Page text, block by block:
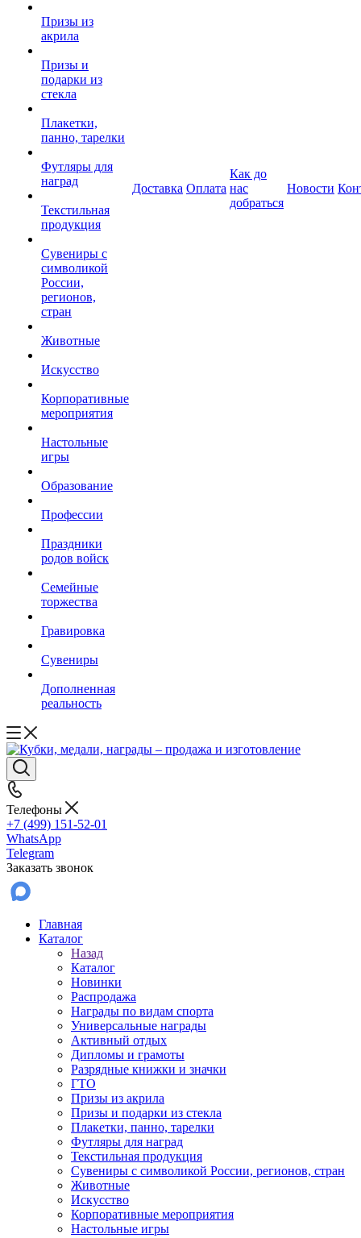
Призы из
акрила
Призы и
подарки из
стекла
Плакетки,
панно, тарелки
Футляры для
наград
Текстильная
продукция
Сувениры с
символикой
России,
регионов,
стран
Животные
Искусство
Корпоративные
мероприятия
Настольные
игры
Образование
Профессии
Праздники
родов войск
Семейные
торжества
Гравировка
Сувениры
Дополненная
реальность
Доставка Оплата
Как до
нас
добраться
Новости
Телефоны
+7 (499) 151-52-01
WhatsApp
Telegram
Заказать звонок
Главная
Каталог
Назад
Каталог
Новинки
Распродажа
Награды по видам спорта
Универсальные награды
Активный отдых
Дипломы и грамоты
Разрядные книжки и значки
ГТО
Призы из акрила
Призы и подарки из стекла
Плакетки, панно, тарелки
Футляры для наград
Текстильная продукция
Сувениры с символикой России, регионов, стран
Животные
Искусство
Корпоративные мероприятия
Настольные игры